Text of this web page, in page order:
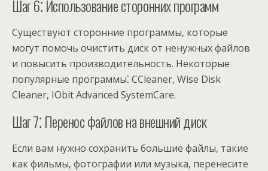
Шаг 6⁚ Использование сторонних программ
Существуют сторонние программы‚ которые
могут помочь очистить диск от ненужных файлов
и повысить производительность. Некоторые
популярные программы⁚ CCleaner‚ Wise Disk
Cleaner‚ IObit Advanced SystemCare.
Шаг 7⁚ Перенос файлов на внешний диск
Если вам нужно сохранить большие файлы‚ такие
как фильмы‚ фотографии или музыка‚ перенесите